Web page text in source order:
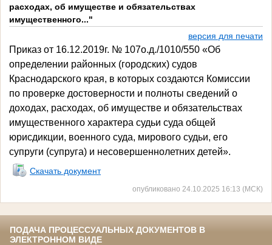
расходах, об имуществе и обязательствах
имущественного..."
версия для печати
Приказ от 16.12.2019г. № 107о.д./1010/550 «Об
определении районных (городских) судов
Краснодарского края, в которых создаются Комиссии
по проверке достоверности и полноты сведений о
доходах, расходах, об имуществе и обязательствах
имущественного характера судьи суда общей
юрисдикции, военного суда, мирового судьи, его
супруги (супруга) и несовершеннолетних детей».
Скачать документ
опубликовано 24.10.2025 16:13 (МСК)
ПОДАЧА ПРОЦЕССУАЛЬНЫХ ДОКУМЕНТОВ В
ЭЛЕКТРОННОМ ВИДЕ